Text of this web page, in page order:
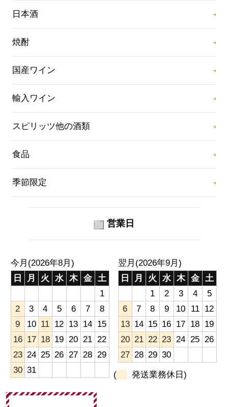
日本酒
焼酎
国産ワイン
輸入ワイン
スピリッツ他の酒類
食品
季節限定
営業日
今月(2026年8月)
日
月 火 水 木 金 土
1
2
3 4 5 6 7
8
9
10 11 12 13 14 15
16 17 18 19 20 21 22
23 24 25 26 27 28 29
30 31
翌月(2026年9月)
日
月 火 水 木 金
土
1
2 3 4
5
6
7 8 9 10 11
12
13 14 15 16 17 18 19
20 21 22 23 24 25 26
27 28 29 30
( 発送業務休日)